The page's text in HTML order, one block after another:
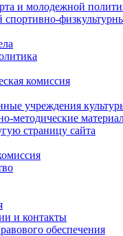
и молодежной
спортивно-
комиссия
учреждения
методические
страницу сайта
и контакты
обеспечения